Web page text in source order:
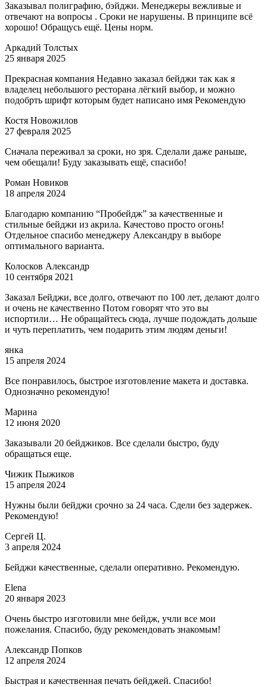
Заказывал полиграфию, бэйджи. Менеджеры вежливые и
отвечают на вопросы . Сроки не нарушены. В принципе всё
хорошо! Обращусь ещё. Цены норм.
Аркадий Толстых
25 января 2025
Прекрасная компания Недавно заказал бейджи так как я
владелец небольшого ресторана лёгкий выбор, и можно
подобрть шрифт которым будет написано имя Рекомендую
Костя Новожилов
27 февраля 2025
Сначала переживал за сроки, но зря. Сделали даже раньше,
чем обещали! Буду заказывать ещё, спасибо!
Роман Новиков
18 апреля 2024
Благодарю компанию “Пробейдж” за качественные и
стильные бейджи из акрила. Качестово просто огонь!
Отдельное спасибо менеджеру Александру в выборе
оптимального варианта.
Колосков Александр
10 сентября 2021
Заказал Бейджи, все долго, отвечают по 100 лет, делают долго
и очень не качественно Потом говорят что это вы
испортили… Не обращайтесь сюда, лучше подождать дольше
и чуть переплатить, чем подарить этим людям деньги!
янка
15 апреля 2024
Все понравилось, быстрое изготовление макета и доставка.
Однозначно рекомендую!
Марина
12 июня 2020
Заказывали 20 бейджиков. Все сделали быстро, буду
обращаться еще.
Чижик Пыжиков
15 апреля 2024
Нужны были бейджи срочно за 24 часа. Сдели без задержек.
Рекомендую!
Сергей Ц.
3 апреля 2024
Бейджи качественные, сделали оперативно. Рекомендую.
Elena
20 января 2023
Очень быстро изготовили мне бейдж, учли все мои
пожелания. Спасибо, буду рекомендовать знакомым!
Александр Попков
12 апреля 2024
Быстрая и качественная печать бейджей. Спасибо!